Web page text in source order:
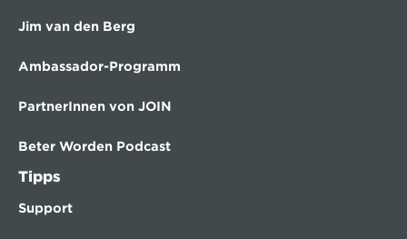
Jim van den Berg
Ambassador-Programm
PartnerInnen von JOIN
Beter Worden Podcast
Tipps
Support